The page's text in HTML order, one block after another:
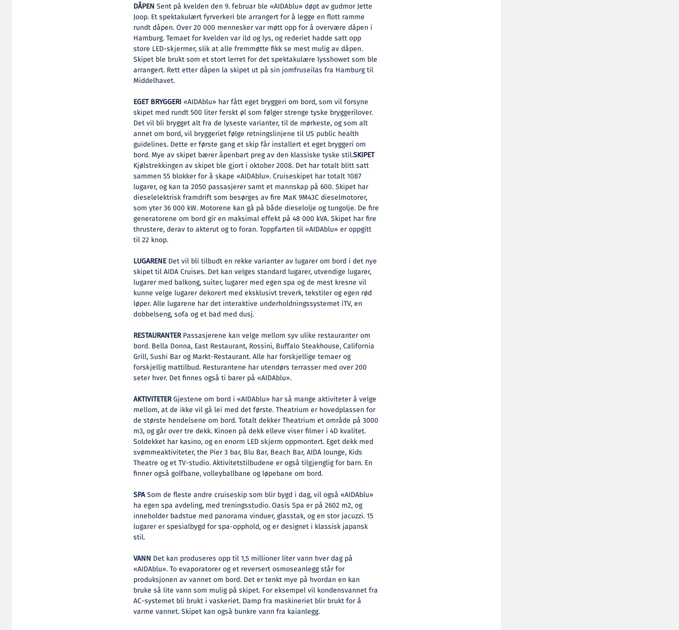
DÅPEN Sent på kvelden den 9. februar ble «AIDAblu» døpt av gudmor Jette
Joop. Et spektakulært fyrverkeri ble arrangert for å legge en flott ramme
rundt dåpen. Over 20 000 mennesker var møtt opp for å overvære dåpen i
Hamburg. Temaet for kvelden var ild og lys, og rederiet hadde satt opp
store LED-skjermer, slik at alle fremmøtte fikk se mest mulig av dåpen.
Skipet ble brukt som et stort lerret for det spektakulære lysshowet som ble
arrangert. Rett etter dåpen la skipet ut på sin jomfruseilas fra Hamburg til
Middelhavet.
EGET BRYGGERI«AIDAblu» har fått eget bryggeri om bord, som vil forsyne
skipet med rundt 500 liter ferskt øl som følger strenge tyske bryggerilover.
Det vil bli brygget alt fra de lyseste varianter, til de mørkeste, og som alt
annet om bord, vil bryggeriet følge retningslinjene til US public health
guidelines. Dette er første gang et skip får installert et eget bryggeri om
bord. Mye av skipet bærer åpenbart preg av den klassiske tyske stil.SKIPET
Kjølstrekkingen av skipet ble gjort i oktober 2008. Det har totalt blitt satt
sammen 55 blokker for å skape «AIDAblu». Cruiseskipet har totalt 1087
lugarer, og kan ta 2050 passasjerer samt et mannskap på 600. Skipet har
dieselelektrisk framdrift som besørges av fire MaK 9M43C dieselmotorer,
som yter 36 000 kW. Motorene kan gå på både dieselolje og tungolje. De fire
generatorene om bord gir en maksimal effekt på 48 000 kVA. Skipet har fire
thrustere, derav to akterut og to foran. Toppfarten til «AIDAblu» er oppgitt
til 22 knop.
LUGARENEDet vil bli tilbudt en rekke varianter av lugarer om bord i det nye
skipet til AIDA Cruises. Det kan velges standard lugarer, utvendige lugarer,
lugarer med balkong, suiter, lugarer med egen spa og de mest kresne vil
kunne velge lugarer dekorert med eksklusivt treverk, tekstiler og egen rød
løper. Alle lugarene har det interaktive underholdningssystemet iTV, en
dobbelseng, sofa og et bad med dusj.
RESTAURANTERPassasjerene kan velge mellom syv ulike restauranter om
bord. Bella Donna, East Restaurant, Rossini, Buffalo Steakhouse, California
Grill, Sushi Bar og Markt-Restaurant. Alle har forskjellige temaer og
forskjellig mattilbud. Resturantene har utendørs terrasser med over 200
seter hver. Det finnes også ti barer på «AIDAblu».
AKTIVITETERGjestene om bord i «AIDAblu» har så mange aktiviteter å velge
mellom, at de ikke vil gå lei med det første. Theatrium er hovedplassen for
de største hendelsene om bord. Totalt dekker Theatrium et område på 3000
m3, og går over tre dekk. Kinoen på dekk elleve viser filmer i 4D kvalitet.
Soldekket har kasino, og en enorm LED skjerm oppmontert. Eget dekk med
svømmeaktiviteter, the Pier 3 bar, Blu Bar, Beach Bar, AIDA lounge, Kids
Theatre og et TV-studio. Aktivitetstilbudene er også tilgjenglig for barn. En
finner også golfbane, volleyballbane og løpebane om bord.
SPASom de fleste andre cruiseskip som blir bygd i dag, vil også «AIDAblu»
ha egen spa avdeling, med treningsstudio. Oasis Spa er på 2602 m2, og
inneholder badstue med panorama vinduer, glasstak, og en stor jacuzzi. 15
lugarer er spesialbygd for spa-opphold, og er designet i klassisk japansk
stil.
VANN Det kan produseres opp til 1,5 millioner liter vann hver dag på
«AIDAblu». To evaporatorer og et reversert osmoseanlegg står for
produksjonen av vannet om bord. Det er tenkt mye på hvordan en kan
bruke så lite vann som mulig på skipet. For eksempel vil kondensvannet fra
AC-systemet bli brukt i vaskeriet. Damp fra maskineriet blir brukt for å
varme vannet. Skipet kan også bunkre vann fra kaianlegg.